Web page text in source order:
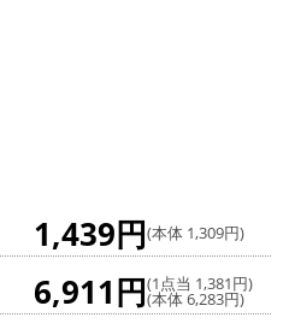
1,439円(本体 1,309円)
6,911円(1点当 1,381円)
(本体 6,283円)